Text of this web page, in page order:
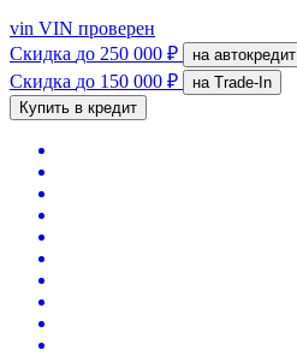
vin VIN проверен
Скидка до 250 000 ₽ на автокредит
Скидка до 150 000 ₽
на Trade-In
Купить в кредит